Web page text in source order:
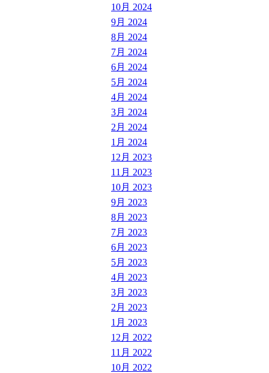
10月 2024
9月 2024
8月 2024
7月 2024
6月 2024
5月 2024
4月 2024
3月 2024
2月 2024
1月 2024
12月 2023
11月 2023
10月 2023
9月 2023
8月 2023
7月 2023
6月 2023
5月 2023
4月 2023
3月 2023
2月 2023
1月 2023
12月 2022
11月 2022
10月 2022